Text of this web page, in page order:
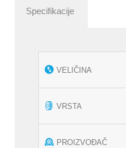
Specifikacije
VELIČINA
VRSTA
PROIZVOĐAČ